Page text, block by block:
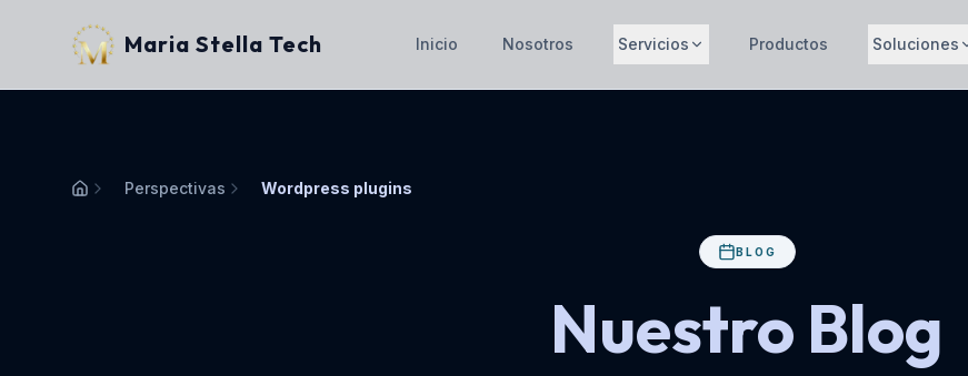
Maria Stella Tech Inicio Nosotros Servicios Productos Soluciones
Perspectivas Wordpress plugins
BLOG
Nuestro Blog